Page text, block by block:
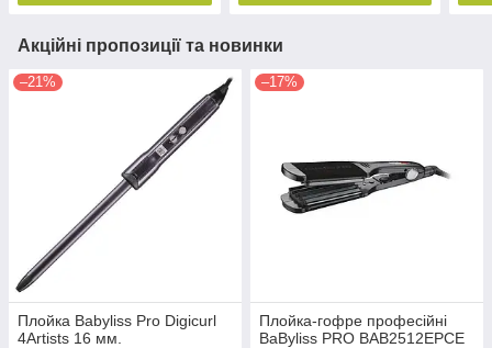
Акційні пропозиції та новинки
–21%
Плойка Babyliss Pro Digicurl
4Artists 16 мм.
–17%
Плойка-гофре професійні
BaByliss PRO BAB2512EPCE